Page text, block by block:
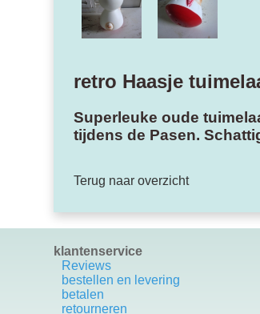
retro Haasje
Superleuke oude
tijdens de Pasen.
Terug naar overzicht
klantenservice
Reviews
bestellen en levering
betalen
retourneren